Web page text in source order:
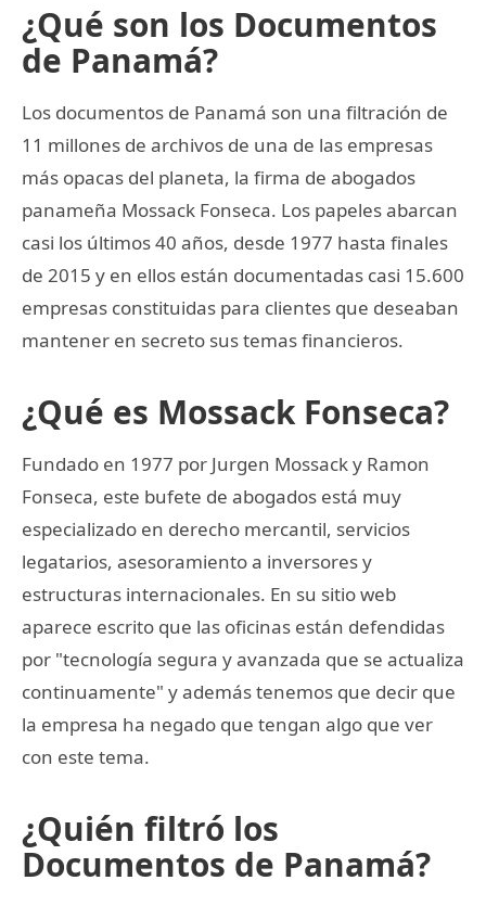
¿Qué son los Documentos
de Panamá?
Los documentos de Panamá son una filtración de
11 millones de archivos de una de las empresas
más opacas del planeta, la firma de abogados
panameña Mossack Fonseca. Los papeles abarcan
casi los últimos 40 años, desde 1977 hasta finales
de 2015 y en ellos están documentadas casi 15.600
empresas constituidas para clientes que deseaban
mantener en secreto sus temas financieros.
¿Qué es Mossack Fonseca?
Fundado en 1977 por Jurgen Mossack y Ramon
Fonseca, este bufete de abogados está muy
especializado en derecho mercantil, servicios
legatarios, asesoramiento a inversores y
estructuras internacionales. En su sitio web
aparece escrito que las oficinas están defendidas
por "tecnología segura y avanzada que se actualiza
continuamente" y además tenemos que decir que
la empresa ha negado que tengan algo que ver
con este tema.
¿Quién filtró los
Documentos de Panamá?